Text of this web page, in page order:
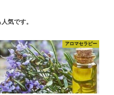
気です。
アロマセラピー